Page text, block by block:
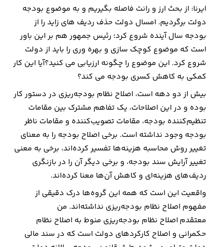
ایرنا: از بحث ارز و رانت فاصله بگیریم و به موضوع بودجه
دولت برگردیم. امسال دولت حذف ردیف های زاید را از
بودجه سال آینده شروع کرد؛ رئیس جمهور هم بر این باور
است که موضوع کوچک سازی و بهره وری را باید از دولت
شروع کرد. این موضوع را چگونه ارزیابی می کنید؟آیا این کار
کمکی به کاهش کسری بودجه می کند؟
بیش از دو دهه است، اصلاح نظام بودجه‌ریزی در دستور کار
بوده و در این اصلاحات، یک تفاهم مشترک بین مقامات
تنظیم‌کننده بودجه، مقامات تصویب‌کننده و مقامات ناظر
بودجه وجود نداشته است. برخی اصلاح بودجه را به معنای
تغییر روش محاسبه هزینه‌ها تفسیر کرده‌اند، برخی به معنی
تغییر آرایش سند بودجه، و برخی دیگر آن را در بازنگری
ردیف‌های هزینه‌ای و کاهش آن‌ها معنا کرده‌اند.
واقعیت این است که همه این گروه‌ها درک دقیقی از
مفهوم اصلاح نظام بودجه‌ریزی نداشته‌اند. من
معتقدم اصلاح نظام بودجه‌ریزی منوط به اصلاح نظام
حکمرانی و اصلاح کارکردهای دولت است که در سند مالی